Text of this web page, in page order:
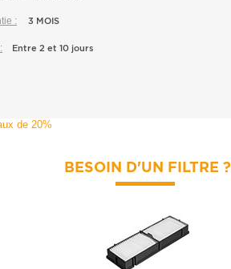
: 3 MOIS
Entre 2 et 10 jours
de 20%
BESOIN D'UN FILTRE ?